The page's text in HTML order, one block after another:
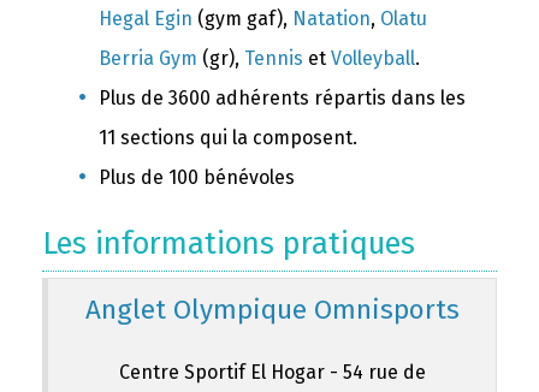
Hegal Egin (gym gaf), Natation, Olatu
Berria Gym (gr), Tennis et Volleyball.
Plus de 3600 adhérents répartis dans les
11 sections qui la composent.
Plus de 100 bénévoles
Les informations pratiques
Anglet Olympique Omnisports
Centre Sportif El Hogar - 54 rue de